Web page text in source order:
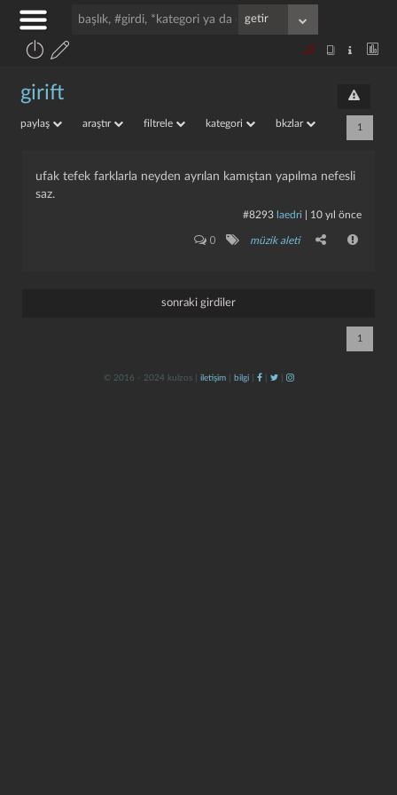
girift
paylaş araştır filtrele kategori bkzlar 1
ufak tefek farklarla neyden ayrılan kamıştan yapılma nefesli
saz.
#8293 laedri 10 yıl önce
0 müzik aleti
sonraki girdiler
1
© 2016 - 2024 kulzos | iletişim| bilgi| | |